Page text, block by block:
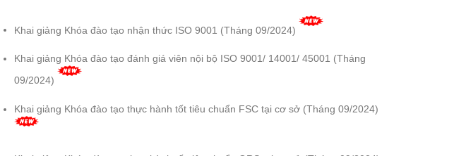
Khai giảng Khóa đào tạo nhận thức ISO 9001 (Tháng 09/2024)
Khai giảng Khóa đào tạo đánh giá viên nội bộ ISO 9001/ 14001/ 45001 (Tháng
09/2024)
Khai giảng Khóa đào tạo thực hành tốt tiêu chuẩn FSC tại cơ sở (Tháng 09/2024)